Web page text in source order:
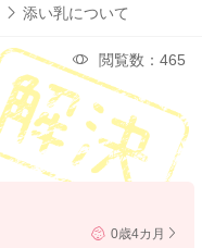
添い乳について
閲覧数：465
0歳4カ月